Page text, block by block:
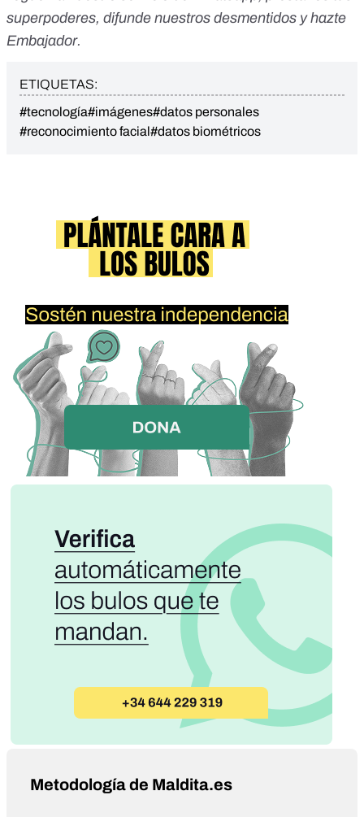
superpoderes, difunde nuestros desmentidos yhazte
Embajador.
ETIQUETAS:
#tecnología#imágenes#datos personales
#reconocimiento facial#datos biométricos
Metodología de Maldita.es